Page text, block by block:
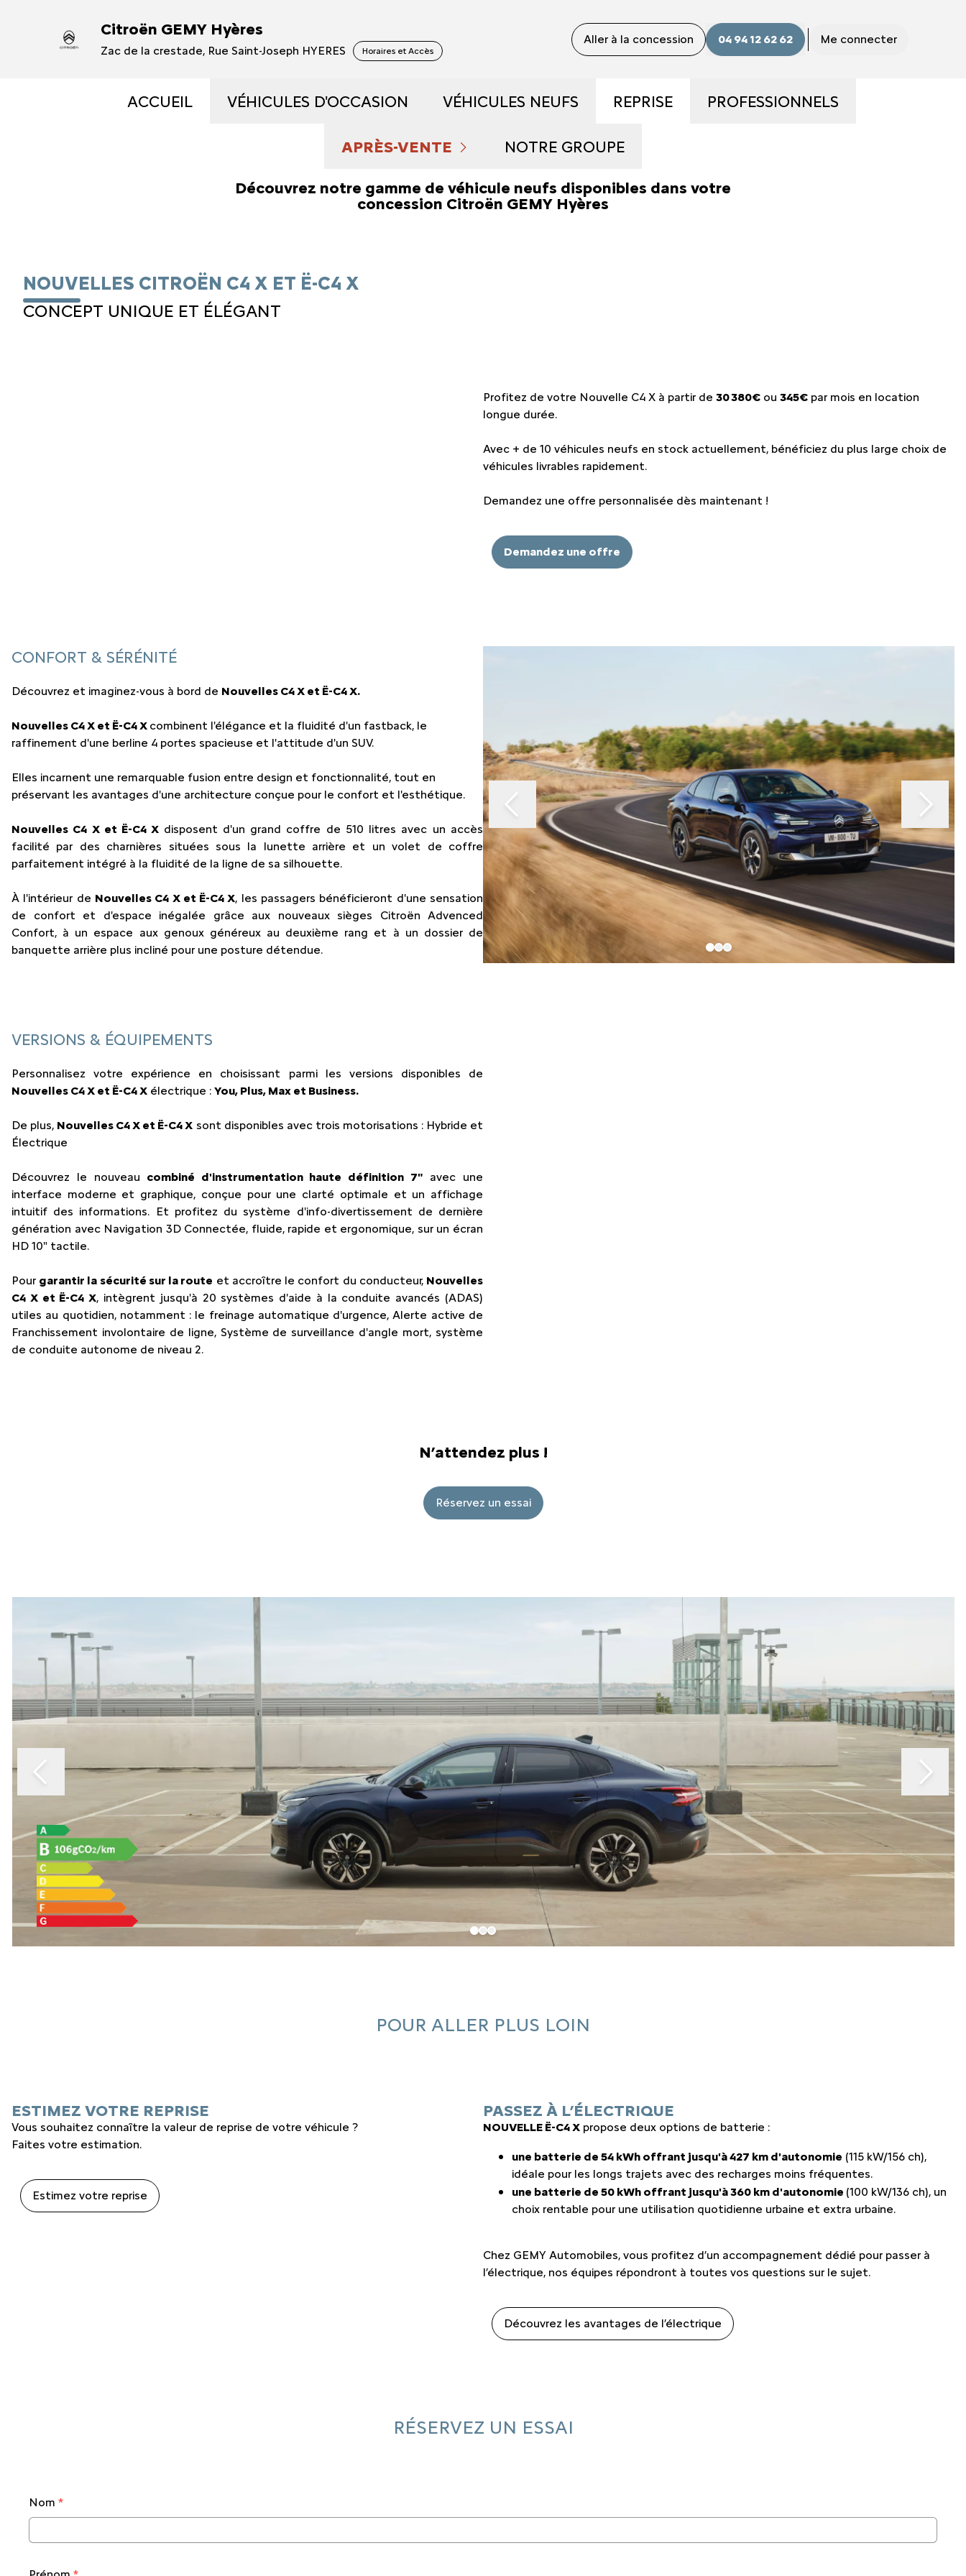
Citroën GEMY Hyères
Zac de la crestade, Rue Saint-Joseph HYERES Horaires et Accès
Aller à la concession 04 94 12 62 62 Me connecter
ACCUEIL VÉHICULES D'OCCASION
VÉHICULES RECONDITIONNÉS
VÉHICULES DE DÉMONSTRATION
ÉLECTRIQUES ET HYBRIDES
VÉHICULES NEUFS
DÉCOUVREZ NOTRE GAMME
RÉSERVEZ UN ESSAI
REPRISE PROFESSIONNELS
UTILITAIRES D'OCCASION
APRÈS-VENTE
PRENDRE RENDEZ-VOUS
ENTRETIEN ET RÉPARATIONS
MÉCANIQUE ET CARROSSERIE
NOTRE GROUPE
QUI SOMMES NOUS ?
FINANCEMENT GEMY
CONTACTEZ UN MÉDIATEUR
INDEX ÉGALITÉ
Découvrez notre gamme de véhicule neufs disponibles dans votre
concession Citroën GEMY Hyères
NOUVELLES CITROËN C4 X ET Ë-C4 X
CONCEPT UNIQUE ET ÉLÉGANT
Profitez de votre Nouvelle C4 X à partir de 30 380€ ou 345€ par mois en location
longue durée.
Avec + de 10 véhicules neufs en stock actuellement, bénéficiez du plus large choix de
véhicules livrables rapidement.
Demandez une offre personnalisée dès maintenant !
Demandez une offre
CONFORT & SÉRÉNITÉ
Découvrez et imaginez-vous à bord de Nouvelles C4 X et Ë-C4 X.
Nouvelles C4 X et Ë-C4 X combinent l'élégance et la fluidité d'un fastback, le
raffinement d'une berline 4 portes spacieuse et l'attitude d'un SUV.
Elles incarnent une remarquable fusion entre design et fonctionnalité, tout en
préservant les avantages d'une architecture conçue pour le confort et l'esthétique.
Nouvelles C4 X et Ë-C4 X disposent d'un grand coffre de 510 litres avec un accès
facilité par des charnières situées sous la lunette arrière et un volet de coffre
parfaitement intégré à la fluidité de la ligne de sa silhouette.
À l'intérieur de Nouvelles C4 X et Ë-C4 X, les passagers bénéficieront d'une sensation
de confort et d'espace inégalée grâce aux nouveaux sièges Citroën Advenced
Confort, à un espace aux genoux généreux au deuxième rang et à un dossier de
banquette arrière plus incliné pour une posture détendue.
VERSIONS & ÉQUIPEMENTS
Personnalisez votre expérience en choisissant parmi les versions disponibles de
Nouvelles C4 X et Ë-C4 X électrique : You, Plus, Max et Business.
De plus, Nouvelles C4 X et Ë-C4 X sont disponibles avec trois motorisations : Hybride et
Électrique
Découvrez le nouveau combiné d'instrumentation haute définition 7" avec une
interface moderne et graphique, conçue pour une clarté optimale et un affichage
intuitif des informations. Et profitez du système d'info-divertissement de dernière
génération avec Navigation 3D Connectée, fluide, rapide et ergonomique, sur un écran
HD 10" tactile.
Pour garantir la sécurité sur la route et accroître le confort du conducteur, Nouvelles
C4 X et Ë-C4 X, intègrent jusqu'à 20 systèmes d'aide à la conduite avancés (ADAS)
utiles au quotidien, notamment : le freinage automatique d'urgence, Alerte active de
Franchissement involontaire de ligne, Système de surveillance d'angle mort, système
de conduite autonome de niveau 2.
N’attendez plus !
Réservez un essai
POUR ALLER PLUS LOIN
ESTIMEZ VOTRE REPRISE
Vous souhaitez connaître la valeur de reprise de votre véhicule ?
Faites votre estimation.
Estimez votre reprise
PASSEZ À L’ÉLECTRIQUE
NOUVELLE Ë-C4 X propose deux options de batterie :
une batterie de 54 kWh offrant jusqu'à 427 km d'autonomie (115 kW/156 ch),
idéale pour les longs trajets avec des recharges moins fréquentes.
une batterie de 50 kWh offrant jusqu'à 360 km d'autonomie (100 kW/136 ch), un
choix rentable pour une utilisation quotidienne urbaine et extra urbaine.
Chez GEMY Automobiles, vous profitez d’un accompagnement dédié pour passer à
l’électrique, nos équipes répondront à toutes vos questions sur le sujet.
Découvrez les avantages de l’électrique
RÉSERVEZ UN ESSAI
Nom *